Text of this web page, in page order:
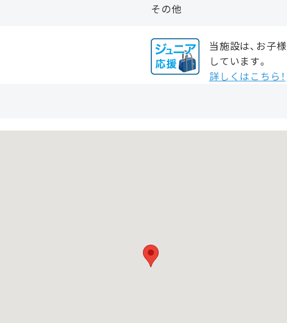
その他
当施設は、お子
しています。
詳しくはこちら！